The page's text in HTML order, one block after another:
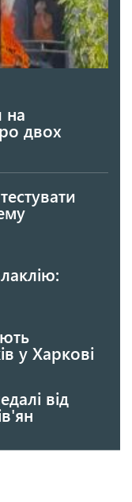
на
двох
у Харкові
від